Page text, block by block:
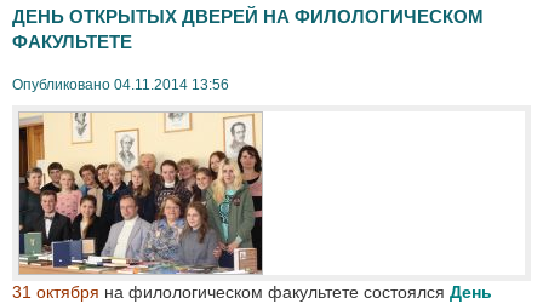
ДЕНЬ ОТКРЫТЫХ ДВЕРЕЙ НА ФИЛОЛОГИЧЕСКОМ
ФАКУЛЬТЕТЕ
Опубликовано 04.11.2014 13:56
31 октября на филологическом факультете состоялся День